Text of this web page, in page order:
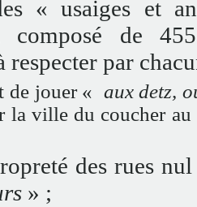
« usaiges et
composé de
respecter par
de jouer « aux detz,
la ville du coucher
des rues
» ;